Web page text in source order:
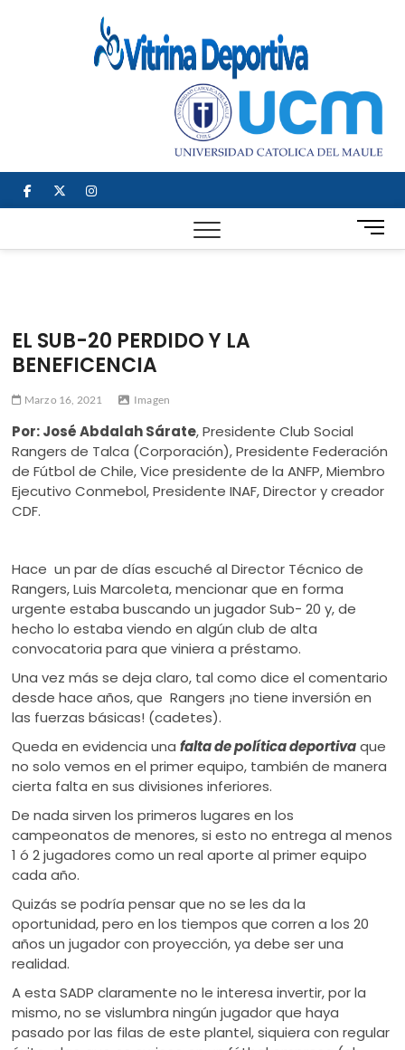
facebook
twitterinstagram
B
o
EL SUB-20 PERDIDO Y LA
BENEFICENCIA
Marzo 16, 2021 Imagen
Por: José Abdalah Sárate, Presidente Club Social
Rangers de Talca (Corporación), Presidente Federación
de Fútbol de Chile, Vice presidente de la ANFP, Miembro
Ejecutivo Conmebol, Presidente INAF, Director y creador
CDF.
Hace un par de días escuché al Director Técnico de
Rangers, Luis Marcoleta, mencionar que en forma
urgente estaba buscando un jugador Sub- 20 y, de
hecho lo estaba viendo en algún club de alta
convocatoria para que viniera a préstamo.
Una vez más se deja claro, tal como dice el comentario
desde hace años, que Rangers ¡no tiene inversión en
las fuerzas básicas! (cadetes).
Queda en evidencia unafalta de política deportivaque
no solo vemos en el primer equipo, también de manera
cierta falta en sus divisiones inferiores.
De nada sirven los primeros lugares en los
campeonatos de menores, si esto no entrega al menos
1 ó 2 jugadores como un real aporte al primer equipo
cada año.
Quizás se podría pensar que no se les da la
oportunidad, pero en los tiempos que corren a los 20
años un jugador con proyección, ya debe ser una
realidad.
A esta SADP claramente no le interesa invertir, por la
mismo, no se vislumbra ningún jugador que haya
pasado por las filas de este plantel, siquiera con regular